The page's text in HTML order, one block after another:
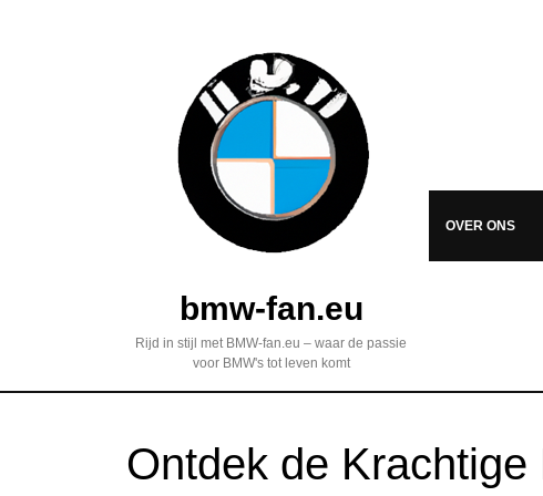
bmw-fan.eu
Rijd in stijl met BMW-fan.eu – waar de passie
voor BMW's tot leven komt
OVER ONS
Ontdek de